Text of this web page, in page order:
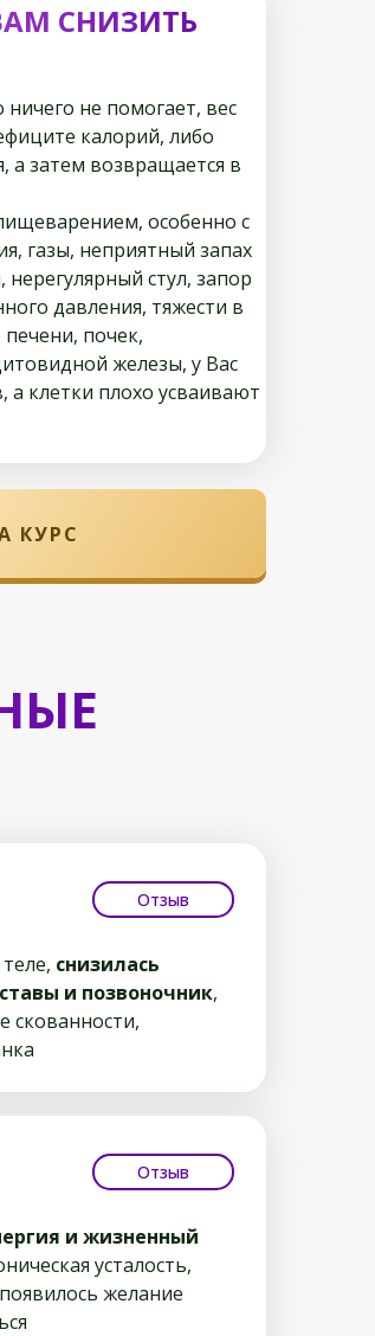
СНИЗИТЬ
не помогает, вес
калорий, либо
а затем возвращается в
особенно с
газы, неприятный запах
стул, запор
давления, тяжести в
почек,
железы, у Вас
клетки плохо усваивают
КУРС
снизилась
и позвоночник,
и жизненный
усталость,
желание
Отзыв
Отзыв